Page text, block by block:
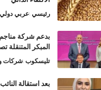
رئيسي عربي دولي
بدعم شركة
المبكر المتنقلة
تليسكوب شركات
بعد استقالة